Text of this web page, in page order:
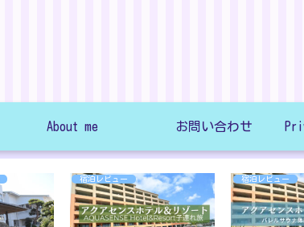
About me お問い合わせ
宿泊レビュー 宿泊レビュー